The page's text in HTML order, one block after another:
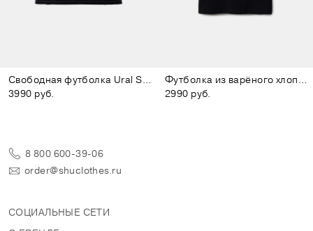
Свободная футболка Ural Series
3990 руб.
Футболка из варёного хлопка Ural Series
2990 руб.
8 800 600-39-06
order@shuclothes.ru
СОЦИАЛЬНЫЕ СЕТИ